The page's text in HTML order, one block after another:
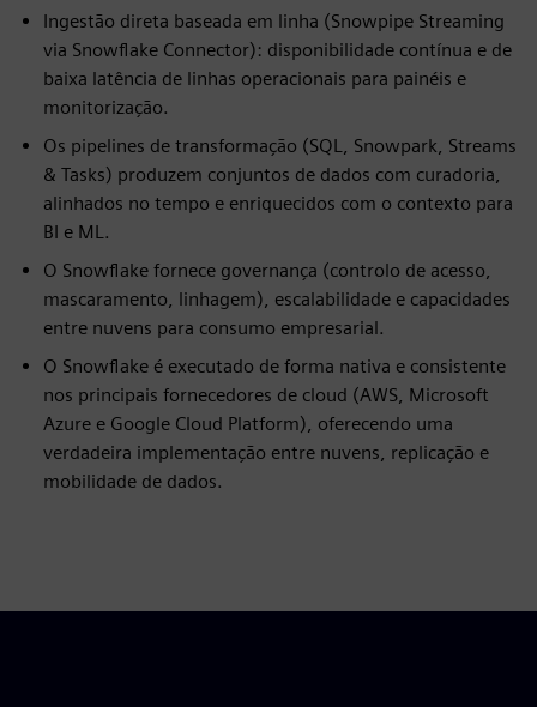
Ingestão direta baseada em linha (Snowpipe Streaming
via Snowflake Connector): disponibilidade contínua e de
baixa latência de linhas operacionais para painéis e
monitorização.
Os pipelines de transformação (SQL, Snowpark, Streams
& Tasks) produzem conjuntos de dados com curadoria,
alinhados no tempo e enriquecidos com o contexto para
BI e ML.
O Snowflake fornece governança (controlo de acesso,
mascaramento, linhagem), escalabilidade e capacidades
entre nuvens para consumo empresarial.
O Snowflake é executado de forma nativa e consistente
nos principais fornecedores de cloud (AWS, Microsoft
Azure e Google Cloud Platform), oferecendo uma
verdadeira implementação entre nuvens, replicação e
mobilidade de dados.